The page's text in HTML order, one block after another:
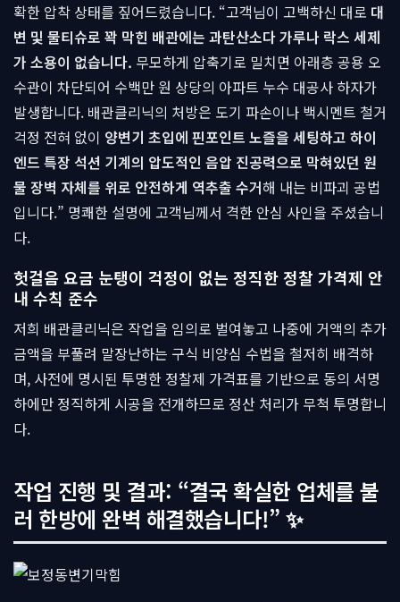
확한 압착 상태를 짚어드렸습니다. “고객님이 고백하신 대로 대
변 및 물티슈로 꽉 막힌 배관에는 과탄산소다 가루나 락스 세제
가 소용이 없습니다. 무모하게 압축기로 밀치면 아래층 공용 오
수관이 차단되어 수백만 원 상당의 아파트 누수 대공사 하자가
발생합니다. 배관클리닉의 처방은 도기 파손이나 백시멘트 철거
걱정 전혀 없이 양변기 초입에 핀포인트 노즐을 세팅하고 하이
엔드 특장 석션 기계의 압도적인 음압 진공력으로 막혀있던 원
물 장벽 자체를 위로 안전하게 역추출 수거해 내는 비파괴 공법
입니다.” 명쾌한 설명에 고객님께서 격한 안심 사인을 주셨습니
다.
헛걸음 요금 눈탱이 걱정이 없는 정직한 정찰 가격제 안
내 수칙 준수
저희 배관클리닉은 작업을 임의로 벌여놓고 나중에 거액의 추가
금액을 부풀려 말장난하는 구식 비양심 수법을 철저히 배격하
며, 사전에 명시된 투명한 정찰제 가격표를 기반으로 동의 서명
하에만 정직하게 시공을 전개하므로 정산 처리가 무척 투명합니
다.
작업 진행 및 결과: “결국 확실한 업체를 불
러 한방에 완벽 해결했습니다!” ✨